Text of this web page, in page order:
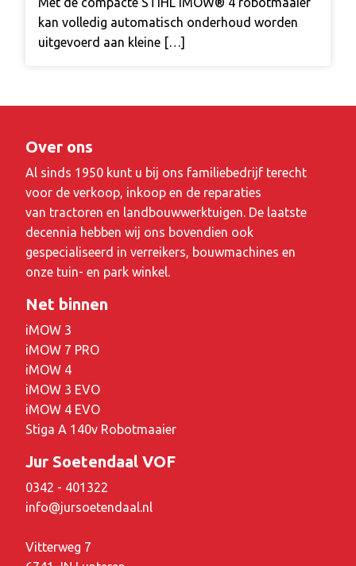
kan volledig automatisch onderhoud worden
uitgevoerd aan kleine […]
Over ons
Al sinds 1950 kunt u bij ons familiebedrijf terecht
voor de verkoop, inkoop en de reparaties
van tractoren en landbouwwerktuigen. De laatste
decennia hebben wij ons bovendien ook
gespecialiseerd in verreikers, bouwmachines en
onze tuin- en park winkel.
Net binnen
iMOW 3
iMOW 7 PRO
iMOW 4
iMOW 3 EVO
iMOW 4 EVO
Stiga A 140v Robotmaaier
Jur Soetendaal VOF
0342 - 401322
info@jursoetendaal.nl
Vitterweg 7